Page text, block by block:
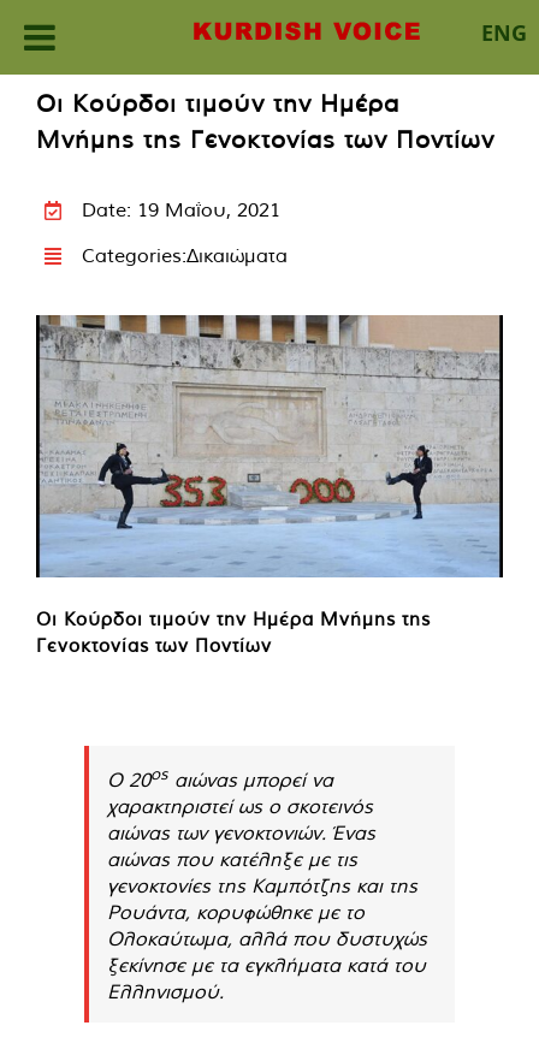
ENG
content
Οι Κούρδοι τιμούν την Ημέρα
Μνήμης της Γενοκτονίας των Ποντίων
Date: 19 Μαΐου, 2021
Categories:Δικαιώματα
Οι Κούρδοι τιμούν την Ημέρα Μνήμης της
Γενοκτονίας των Ποντίων
Ο 20ος αιώνας μπορεί να
χαρακτηριστεί ως ο σκοτεινός
αιώνας των γενοκτονιών. Ένας
αιώνας που κατέληξε με τις
γενοκτονίες της Καμπότζης και της
Ρουάντα, κορυφώθηκε με το
Ολοκαύτωμα, αλλά που δυστυχώς
ξεκίνησε με τα εγκλήματα κατά του
Ελληνισμού.